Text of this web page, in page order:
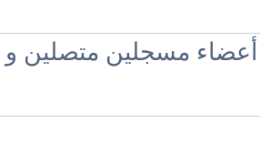
متصلين و 2 زائر/زوار